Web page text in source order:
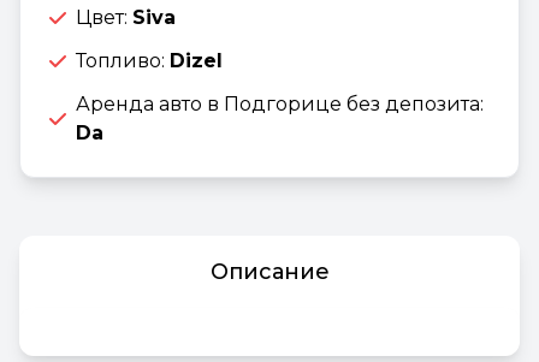
Цвет: Siva
Топливо: Dizel
Аренда авто в Подгорице без депозита:
Da
Описание